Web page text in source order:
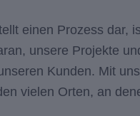
einen Prozess dar,
unsere Projekte
Kunden. Mit
vielen Orten, an